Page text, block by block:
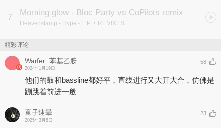
7 Morning glow - Bloc Party vs CoPilots remix
Heavenstamp - Hype - E.P. + REMIXES
精彩评论
Warfer_苯基乙胺
2024年1月19日
58
他们的鼓和bassline都好平，直线进行又大开大合，仿佛是
蹦跳着前进一般
童子速晕
2025年3月8日
23